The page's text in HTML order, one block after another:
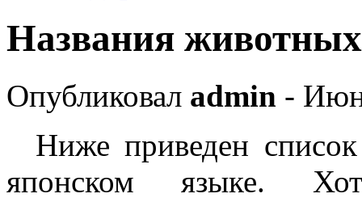
Названия
Опубликовал admin -
Ниже приведен
японском языке.